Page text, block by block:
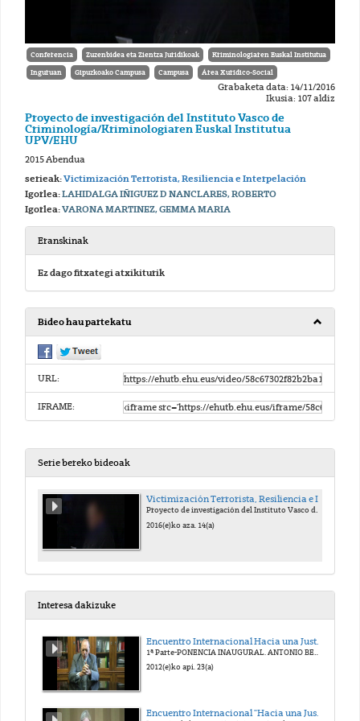
Conferencia Zuzenbidea eta Zientza Juridikoak Kriminologiaren Euskal Institutua
Inguruan Gipuzkoako Campusa Campusa Área Xurídico-Social
Grabaketa data: 14/11/2016
Ikusia: 107 aldiz
Proyecto de investigación del Instituto Vasco de
Criminología/Kriminologiaren Euskal Institutua
UPV/EHU
2015 Abendua
serieak:Victimización Terrorista, Resiliencia e Interpelación
Igorlea:LAHIDALGA IÑIGUEZ D NANCLARES, ROBERTO
Igorlea:VARONA MARTINEZ, GEMMA MARIA
Eranskinak
Ez dago fitxategi atxikiturik
Bideo hau partekatu
URL:
IFRAME:
Serie bereko bideoak
Proyecto de investigación del Instituto Vasco de Criminología/Kriminologiaren Euskal Institutua UPV/EHU
2016(e)ko aza. 14(a)
Interesa dakizuke
1ª Parte-PONENCIA INAUGURAL. ANTONIO BERISTAIN. UN VIVO RECUERDO.
2012(e)ko api. 23(a)
Encuentro Internacional "Hacia una Justicia victimal". Homenaje al Prof. Antonio Beristain